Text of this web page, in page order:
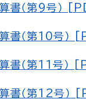
書（第9号）
書（第10号）
書（第11号）
書（第12号）